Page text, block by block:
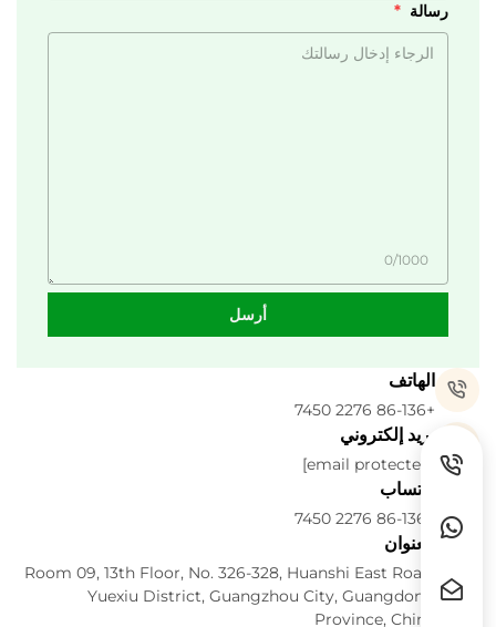
رسالة
0/1000
أرسل
الهاتف
+86-136 2276 7450
بريد إلكتروني
واتساب
العنوان
Room 09, 13th Floor, No. 326-328, Huanshi East Road,
Yuexiu District, Guangzhou City, Guangdong
Province, China